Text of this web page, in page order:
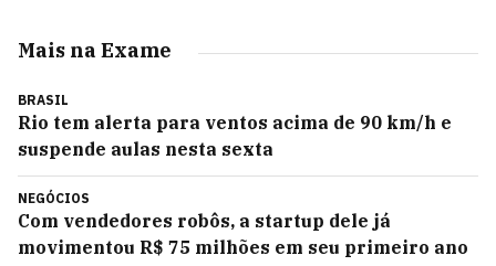
Mais na Exame
BRASIL
Rio tem alerta para ventos acima de 90 km/h e
suspende aulas nesta sexta
NEGÓCIOS
Com vendedores robôs, a startup dele já
movimentou R$ 75 milhões em seu primeiro ano